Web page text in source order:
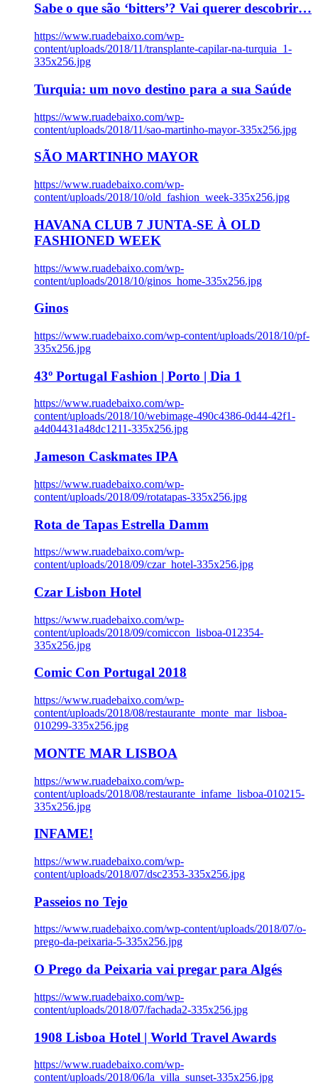
Sabe o que são ‘bitters’? Vai querer descobrir…
https://www.ruadebaixo.com/wp-
content/uploads/2018/11/transplante-capilar-na-turquia_1-
335x256.jpg
Turquia: um novo destino para a sua Saúde
https://www.ruadebaixo.com/wp-
content/uploads/2018/11/sao-martinho-mayor-335x256.jpg
SÃO MARTINHO MAYOR
https://www.ruadebaixo.com/wp-
content/uploads/2018/10/old_fashion_week-335x256.jpg
HAVANA CLUB 7 JUNTA-SE À OLD
FASHIONED WEEK
https://www.ruadebaixo.com/wp-
content/uploads/2018/10/ginos_home-335x256.jpg
Ginos
https://www.ruadebaixo.com/wp-content/uploads/2018/10/pf-
335x256.jpg
43º Portugal Fashion | Porto | Dia 1
https://www.ruadebaixo.com/wp-
content/uploads/2018/10/webimage-490c4386-0d44-42f1-
a4d04431a48dc1211-335x256.jpg
Jameson Caskmates IPA
https://www.ruadebaixo.com/wp-
content/uploads/2018/09/rotatapas-335x256.jpg
Rota de Tapas Estrella Damm
https://www.ruadebaixo.com/wp-
content/uploads/2018/09/czar_hotel-335x256.jpg
Czar Lisbon Hotel
https://www.ruadebaixo.com/wp-
content/uploads/2018/09/comiccon_lisboa-012354-
335x256.jpg
Comic Con Portugal 2018
https://www.ruadebaixo.com/wp-
content/uploads/2018/08/restaurante_monte_mar_lisboa-
010299-335x256.jpg
MONTE MAR LISBOA
https://www.ruadebaixo.com/wp-
content/uploads/2018/08/restaurante_infame_lisboa-010215-
335x256.jpg
INFAME!
https://www.ruadebaixo.com/wp-
content/uploads/2018/07/dsc2353-335x256.jpg
Passeios no Tejo
https://www.ruadebaixo.com/wp-content/uploads/2018/07/o-
prego-da-peixaria-5-335x256.jpg
O Prego da Peixaria vai pregar para Algés
https://www.ruadebaixo.com/wp-
content/uploads/2018/07/fachada2-335x256.jpg
1908 Lisboa Hotel | World Travel Awards
https://www.ruadebaixo.com/wp-
content/uploads/2018/06/la_villa_sunset-335x256.jpg